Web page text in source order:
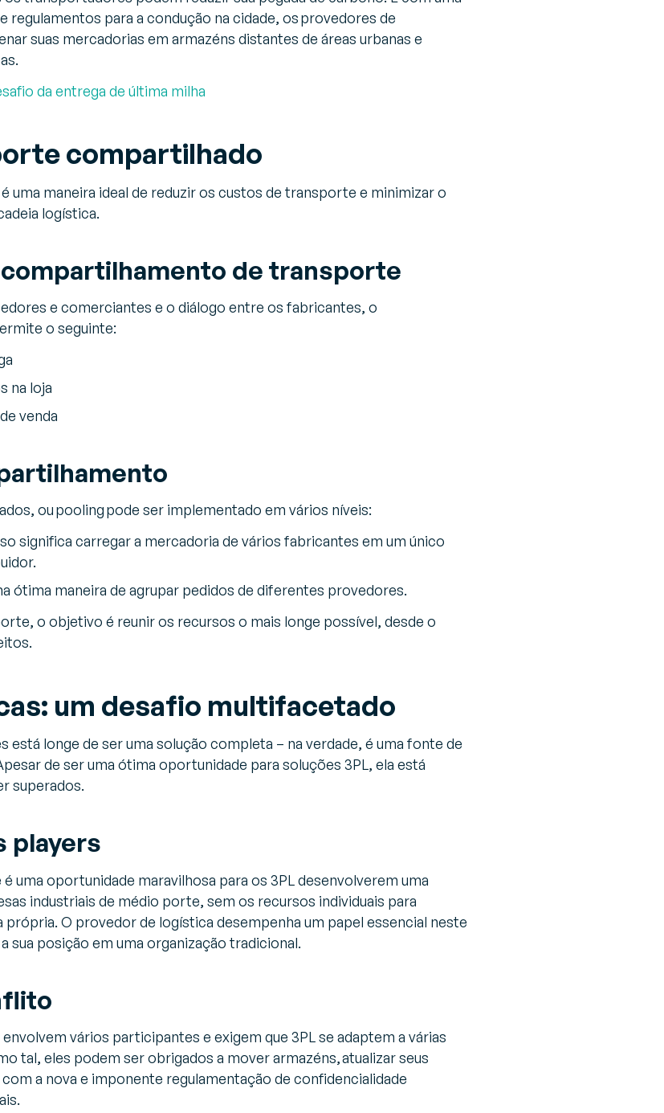
regulamentos para a condução na cidade, os provedores de
suas mercadorias em armazéns distantes de áreas urbanas e
da entrega de última milha
compartilhado
uma maneira ideal de reduzir os custos de transporte e minimizar o
logística.
de transporte
e comerciantes e o diálogo entre os fabricantes, o
o seguinte:
na loja
venda
ou pooling pode ser implementado em vários níveis:
significa carregar a mercadoria de vários fabricantes em um único
ótima maneira de agrupar pedidos de diferentes provedores.
o objetivo é reunir os recursos o mais longe possível, desde o
um desafio multifacetado
longe de ser uma solução completa – na verdade, é uma fonte de
de ser uma ótima oportunidade para soluções 3PL, ela está
superados.
players
oportunidade maravilhosa para os 3PL desenvolverem uma
industriais de médio porte, sem os recursos individuais para
O provedor de logística desempenha um papel essencial neste
sua posição em uma organização tradicional.
vários participantes e exigem que 3PL se adaptem a várias
tal, eles podem ser obrigados a mover armazéns, atualizar seus
a nova e imponente regulamentação de confidencialidade